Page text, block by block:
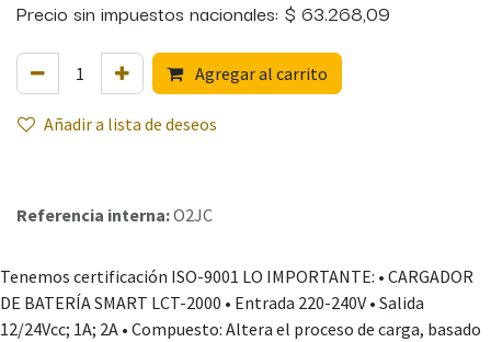
Precio sin impuestos nacionales: $ 63.268,09
Agregar al carrito
Añadir a lista de deseos
Referencia interna:O2JC
Tenemos certificación ISO-9001 LO IMPORTANTE: • CARGADOR
DE BATERÍA SMART LCT-2000 • Entrada 220-240V • Salida
12/24Vcc; 1A; 2A • Compuesto: Altera el proceso de carga, basado